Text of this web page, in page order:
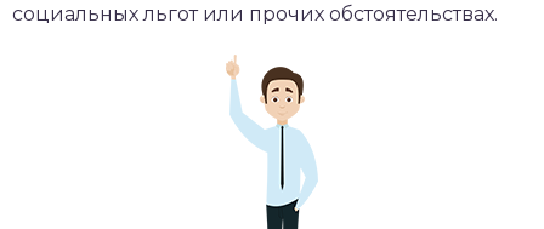
социальных льгот или прочих обстоятельствах.